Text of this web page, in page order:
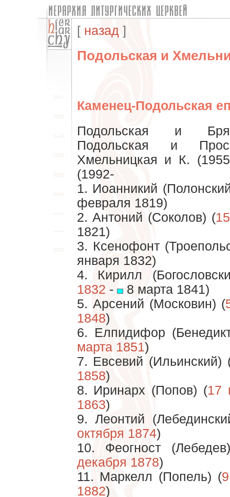
[ назад ]
Подольская и
Каменец-Подольская
Подольская и
Подольская и
Хмельницкая и К.
(1992-
1. Иоанникий
февраля 1819)
2. Антоний (Соколов) (
1821)
3. Ксенофонт
января 1832)
4. Кирилл
1832 -
8 марта 1841)
5. Арсений (Московин) (
1848)
6. Елпидифор
марта 1851)
7. Евсевий (Ильинский)
1858)
8. Иринарх (Попов) (17
1863)
9. Леонтий
октября 1874)
10. Феогност
декабря 1878)
11. Маркелл (Попель) (
1882)